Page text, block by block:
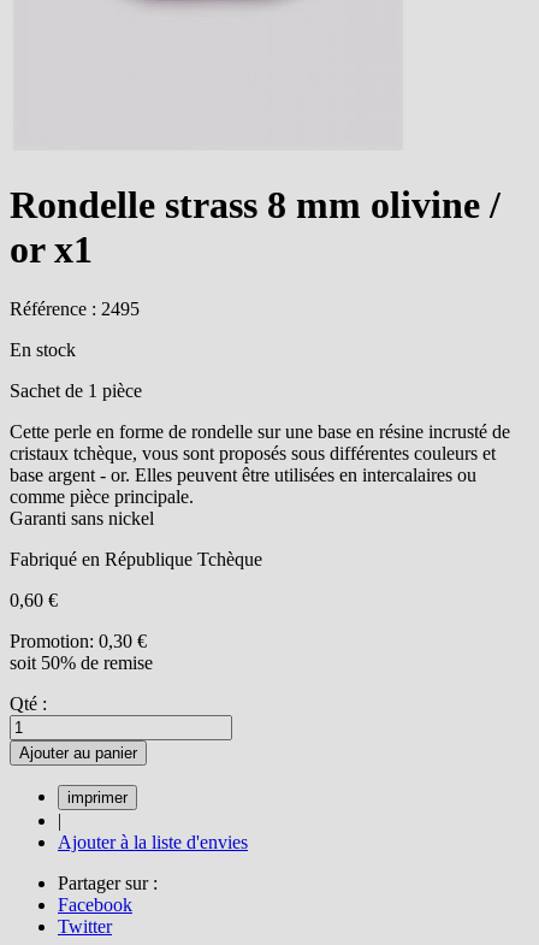
Rondelle strass 8 mm olivine /
or x1
Référence : 2495
En stock
Sachet de 1 pièce
Cette perle en forme de rondelle sur une base en résine incrusté de
cristaux tchèque, vous sont proposés sous différentes couleurs et
base argent - or. Elles peuvent être utilisées en intercalaires ou
comme pièce principale.
Garanti sans nickel
Fabriqué en République Tchèque
0,60 €
Promotion: 0,30 €
soit 50% de remise
Qté :
Ajouter au panier
|
Ajouter à la liste d'envies
Partager sur :
Facebook
Twitter